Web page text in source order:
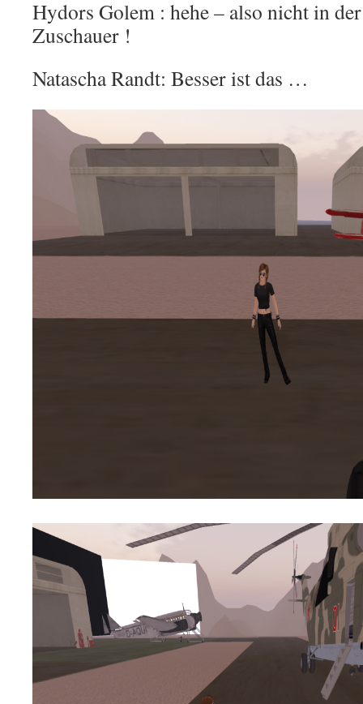
Hydors Golem : hehe – also nicht in
Zuschauer !
Natascha Randt: Besser ist das …